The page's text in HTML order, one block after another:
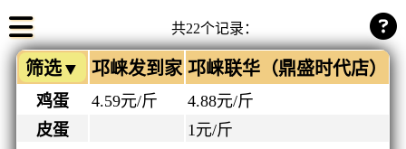
共22个记录：
筛选▼ 邛崃发到家 邛崃联华（鼎盛时代店）
鸡蛋 4.59元/斤 4.88元/斤
皮蛋
1元/斤